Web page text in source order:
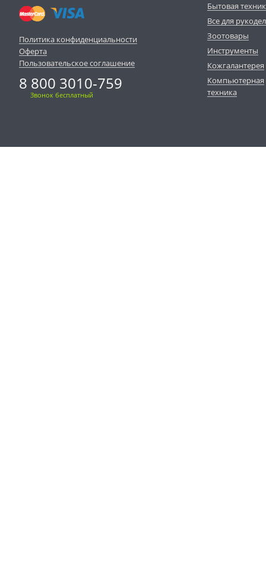
Политика конфиденциальности
Оферта
Пользовательское соглашение
8 800 3010-759
Звонок бесплатный
Бытовая
Все для
Зоотовары
Инструменты
Кожгалантерея
Компьютерная
техника